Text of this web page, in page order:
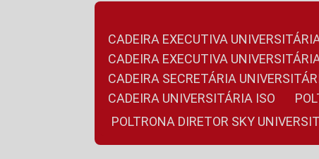
CADEIRA EXECUTIVA
CADEIRA EXECUTIVA
CADEIRA SECRETÁRIA
CADEIRA UNIVERSITÁRIA ISO
POLTRONA DIRETOR SKY